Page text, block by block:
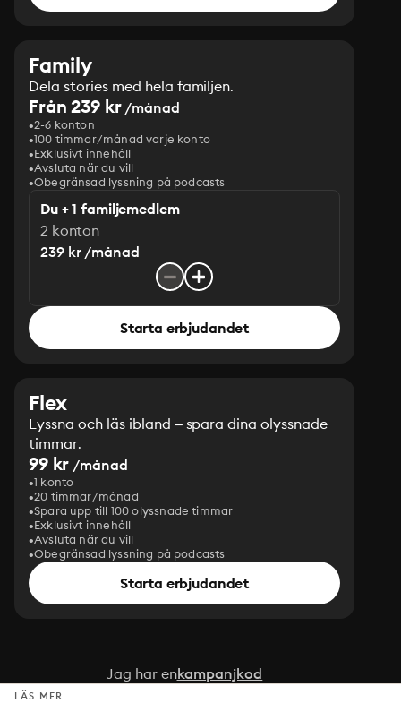
Family
Dela stories med hela familjen.
Från 239 kr/månad
2-6 konton
100 timmar/månad varje konto
Exklusivt innehåll
Avsluta när du vill
Obegränsad lyssning på podcasts
Du + 1 familjemedlem
2 konton
239 kr /månad
Starta erbjudandet
Flex
Lyssna och läs ibland – spara dina olyssnade
timmar.
99 kr /månad
1 konto
20 timmar/månad
Spara upp till 100 olyssnade timmar
Exklusivt innehåll
Avsluta när du vill
Obegränsad lyssning på podcasts
Starta erbjudandet
Jag har enkampanjkod
LÄS MER